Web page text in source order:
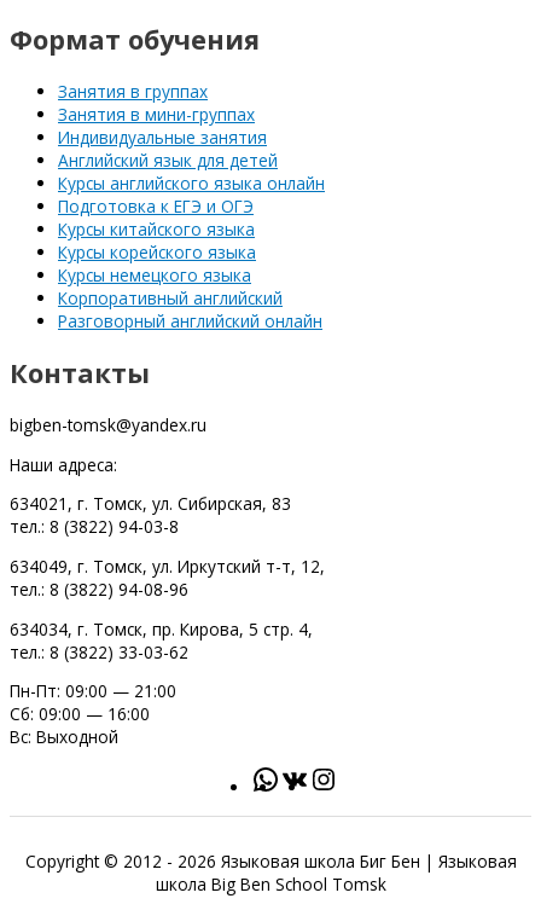
Формат обучения
Занятия в группах
Занятия в мини-группах
Индивидуальные занятия
Английский язык для детей
Курсы английского языка онлайн
Подготовка к ЕГЭ и ОГЭ
Курсы китайского языка
Курсы корейского языка
Курсы немецкого языка
Корпоративный английский
Разговорный английский онлайн
Контакты
bigben-tomsk@yandex.ru
Наши адреса:
634021, г. Томск, ул. Сибирская, 83
тел.: 8 (3822) 94-03-8
634049, г. Томск, ул. Иркутский т-т, 12,
тел.: 8 (3822) 94-08-96
634034, г. Томск, пр. Кирова, 5 стр. 4,
тел.: 8 (3822) 33-03-62
Пн-Пт: 09:00 — 21:00
Сб: 09:00 — 16:00
Вс: Выходной
Copyright © 2012 - 2026 Языковая школа Биг Бен | Языковая
школа Big Ben School Tomsk